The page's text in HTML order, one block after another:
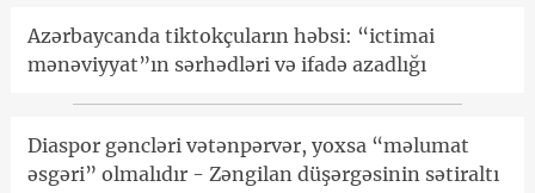
Azərbaycanda tiktokçuların həbsi: “ictimai
mənəviyyat”ın sərhədləri və ifadə azadlığı
Diaspor gəncləri vətənpərvər, yoxsa “məlumat
əsgəri” olmalıdır - Zəngilan düşərgəsinin sətiraltı